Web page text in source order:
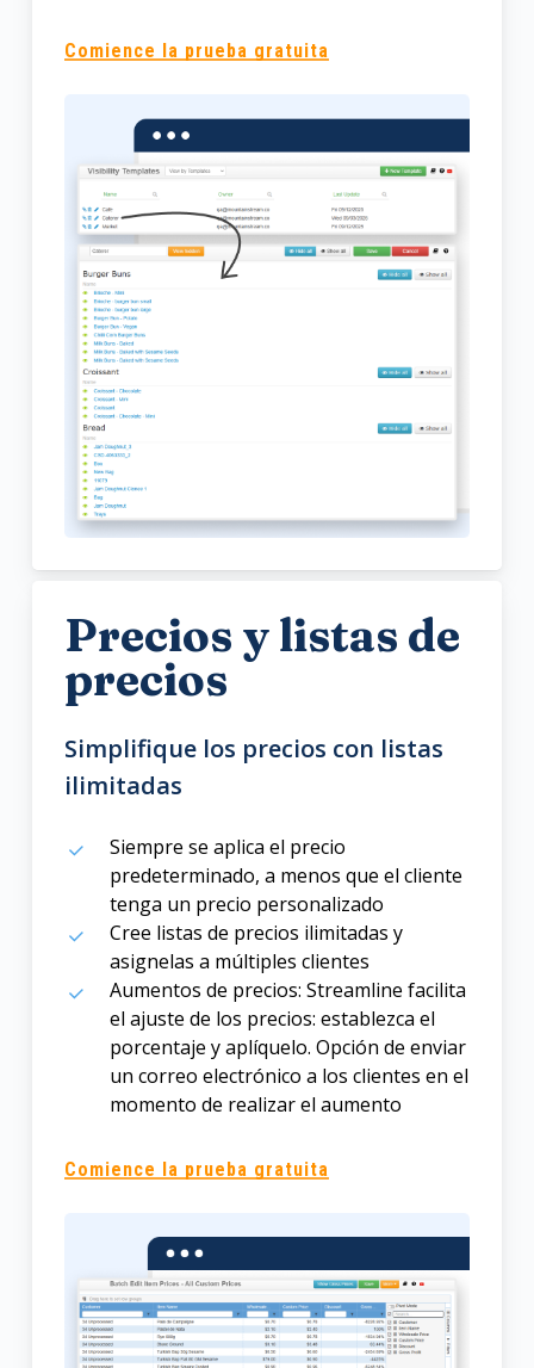
Comience la prueba gratuita
Precios y listas de
precios
Simplifique los precios con listas
ilimitadas
Siempre se aplica el precio
predeterminado, a menos que el cliente
tenga un precio personalizado
Cree listas de precios ilimitadas y
asignelas a múltiples clientes
Aumentos de precios: Streamline facilita
el ajuste de los precios: establezca el
porcentaje y aplíquelo. Opción de enviar
un correo electrónico a los clientes en el
momento de realizar el aumento
Comience la prueba gratuita